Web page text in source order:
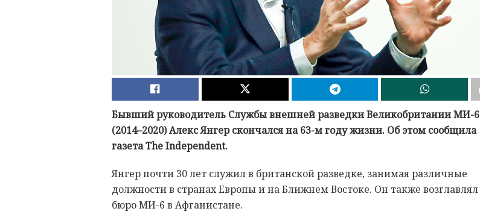
Бывший руководитель Службы внешней разведки Великобритании МИ-6
(2014–2020) Алекс Янгер скончался на 63-м году жизни. Об этом сообщила
газета The Independent.
Янгер почти 30 лет служил в британской разведке, занимая различные
должности в странах Европы и на Ближнем Востоке. Он также возглавлял
бюро МИ-6 в Афганистане.